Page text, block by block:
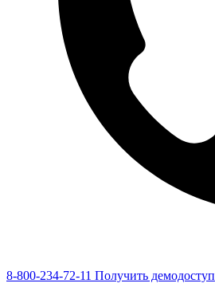
8-800-234-72-11 Получить демодоступ